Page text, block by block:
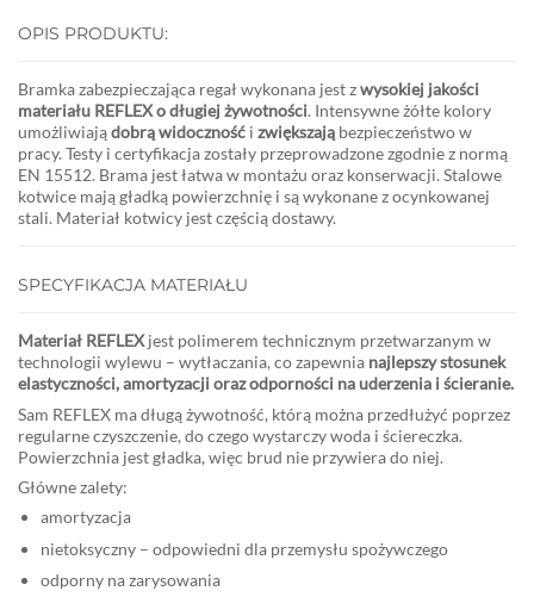
OPIS PRODUKTU:
Bramka zabezpieczająca regał wykonana jest zwysokiej jakości
materiału REFLEX o długiej żywotności. Intensywne żółte kolory
umożliwiajądobrą widoczność i zwiększają bezpieczeństwo w
pracy. Testy i certyfikacja zostały przeprowadzone zgodnie z normą
EN 15512. Brama jest łatwa w montażu oraz konserwacji. Stalowe
kotwice mają gładką powierzchnię i są wykonane z ocynkowanej
stali. Materiał kotwicy jest częścią dostawy.
SPECYFIKACJA MATERIAŁU
Materiał REFLEXjest polimerem technicznym przetwarzanym w
technologii wylewu – wytłaczania, co zapewnia najlepszy stosunek
elastyczności, amortyzacji oraz odporności na uderzenia i ścieranie.
Sam REFLEX ma długą żywotność, którą można przedłużyć poprzez
regularne czyszczenie, do czego wystarczy woda i ściereczka.
Powierzchnia jest gładka, więc brud nie przywiera do niej.
Główne zalety:
amortyzacja
nietoksyczny – odpowiedni dla przemysłu spożywczego
odporny na zarysowania